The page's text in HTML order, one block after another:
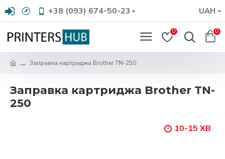
+38 (093) 674-50-23 UAH
0 0
Заправка картриджа Brother TN-250
Заправка картриджа Brother TN-
250
10-15 ХВ